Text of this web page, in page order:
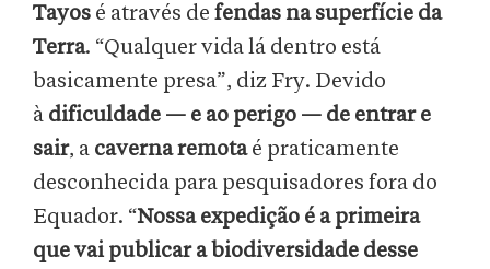
Tayos é através de fendas na superfície da
Terra. “Qualquer vida lá dentro está
basicamente presa”, diz Fry. Devido
à dificuldade — e ao perigo — de entrar e
sair, a caverna remotaé praticamente
desconhecida para pesquisadores fora do
Equador. “Nossa expedição é a primeira
que vai publicar a biodiversidade desse